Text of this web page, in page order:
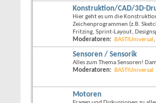
Konstruktion/CAD/3D-
Hier geht es um die
Zeichenprogrammen (z.B.
Fritzing, Sprint-Layout,
Moderatoren: BASTIUniversal ,
Sensoren / Sensorik
Alles zum Thema Sensoren!
Moderatoren: BASTIUniversal
Motoren